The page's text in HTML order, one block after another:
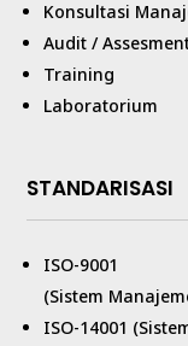
Konsultasi
Audit /
Training
Laboratorium
STANDARISASI
ISO-9001
(Sistem
ISO-14001